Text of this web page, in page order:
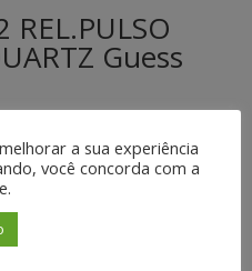
REL.PULSO
Guess
a sua experiência
você concorda com a